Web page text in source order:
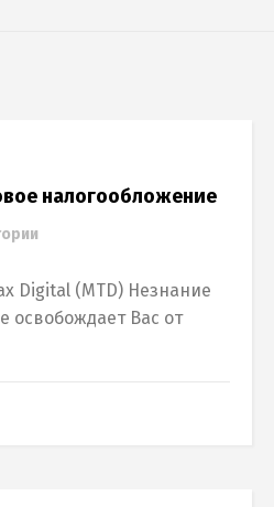
налогообложение
Digital (MTD) Незнание
освобождает Вас от